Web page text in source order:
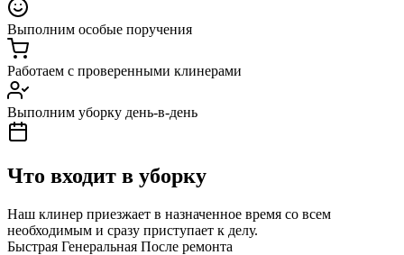
Выполним особые поручения
Работаем с проверенными клинерами
Выполним уборку день-в-день
Что входит в уборку
Наш клинер приезжает в назначенное время со всем
необходимым и сразу приступает к делу.
Быстрая Генеральная После ремонта